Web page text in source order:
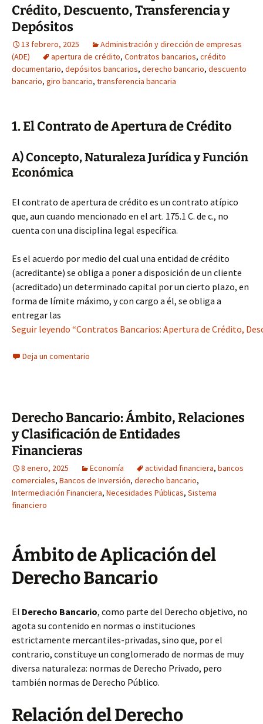
Crédito, Descuento, Transferencia y
Depósitos
13 febrero, 2025
Administración y dirección de empresas
(ADE)
apertura de crédito, Contratos bancarios, crédito
documentario, depósitos bancarios, derecho bancario, descuento
bancario, giro bancario, transferencia bancaria
1. El Contrato de Apertura de Crédito
A) Concepto, Naturaleza Jurídica y Función
Económica
El contrato de apertura de crédito es un contrato atípico
que, aun cuando mencionado en el art. 175.1 C. de c., no
cuenta con una disciplina legal específica.
Es el acuerdo por medio del cual una entidad de crédito
(acreditante) se obliga a poner a disposición de un cliente
(acreditado) un determinado capital por un cierto plazo, en
forma de límite máximo, y con cargo a él, se obliga a
entregar las
Seguir leyendo “Contratos Bancarios: Apertura de Crédito,
Deja un comentario
Derecho Bancario: Ámbito, Relaciones
y Clasificación de Entidades
Financieras
8 enero, 2025 Economía actividad financiera, bancos
comerciales, Bancos de Inversión, derecho bancario,
Intermediación Financiera, Necesidades Públicas, Sistema
financiero
Ámbito de Aplicación del
Derecho Bancario
El Derecho Bancario, como parte del Derecho objetivo, no
agota su contenido en normas o instituciones
estrictamente mercantiles-privadas, sino que, por el
contrario, constituye un conglomerado de normas de muy
diversa naturaleza: normas de Derecho Privado, pero
también normas de Derecho Público.
Relación del Derecho